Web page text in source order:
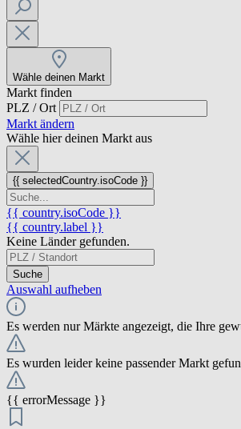
Wähle deinen Markt
Markt finden
PLZ / Ort
Markt ändern
Wähle hier deinen Markt aus
{{ selectedCountry.isoCode }}
{{ country.isoCode }}
{{ country.label }}
Keine Länder gefunden.
Suche
Auswahl aufheben
Es werden nur Märkte angezeigt, die Ihre
Es wurden leider keine passender Markt
{{ errorMessage }}